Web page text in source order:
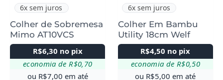
6x sem juros
Colher de Sobremesa
Mimo AT10VCS
R$6,30 no pix
economia de R$0,70
ou R$7,00 em até
6x sem juros
Colher Em Bambu
Utility 18cm Welf
R$4,50 no pix
economia de R$0,50
ou R$5,00 em até